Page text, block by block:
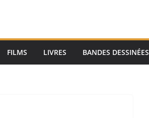
FILMS LIVRES BANDES DESSINÉES